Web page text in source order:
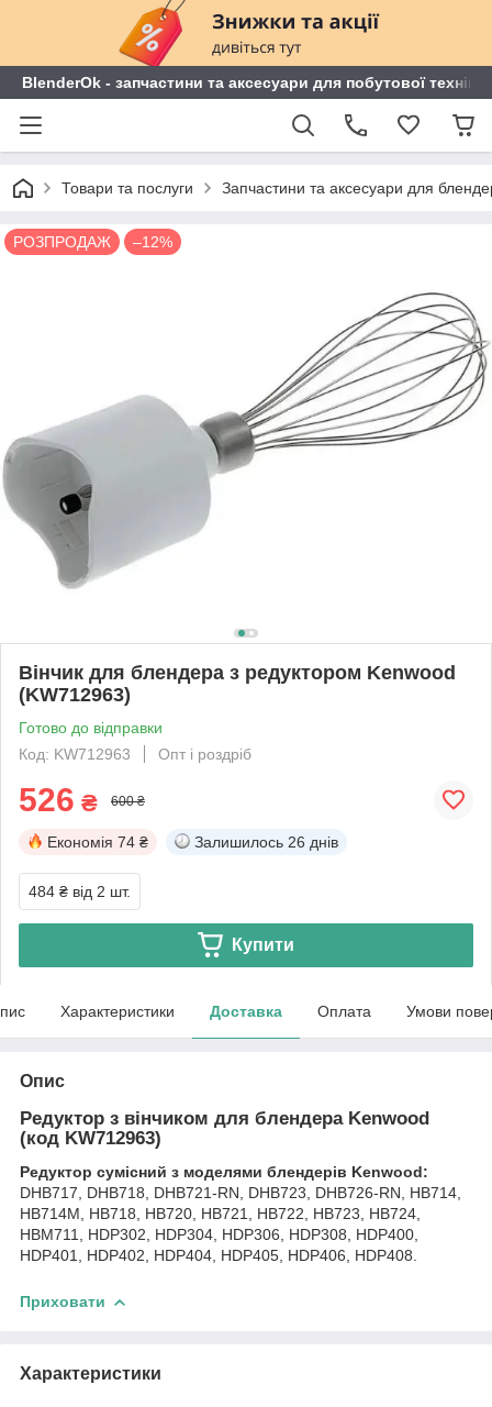
BlenderOk - запчастини та аксесуари для побутової техніки
Товари та послуги Запчастини та аксесуари для
РОЗПРОДАЖ –12%
Вінчик для блендера з редуктором Kenwood
(KW712963)
Готово до відправки
Код: KW712963
Опт і роздріб
526 ₴ 600 ₴
Економія 74 ₴ Залишилось 26 днів
484 ₴ від 2 шт.
Купити
Характеристики Доставка Оплата Умови
Опис
Редуктор з вінчиком для блендера Kenwood
(код KW712963)
Редуктор сумісний з моделями блендерів Kenwood:
DHB717, DHB718, DHB721-RN, DHB723, DHB726-RN, HB714,
HB714M, HB718, HB720, HB721, HB722, HB723, HB724,
HBM711, HDP302, HDP304, HDP306, HDP308, HDP400,
HDP401, HDP402, HDP404, HDP405, HDP406, HDP408.
Приховати
Характеристики